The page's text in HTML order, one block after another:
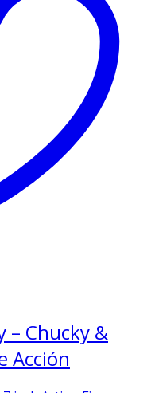
– Chucky &
Acción